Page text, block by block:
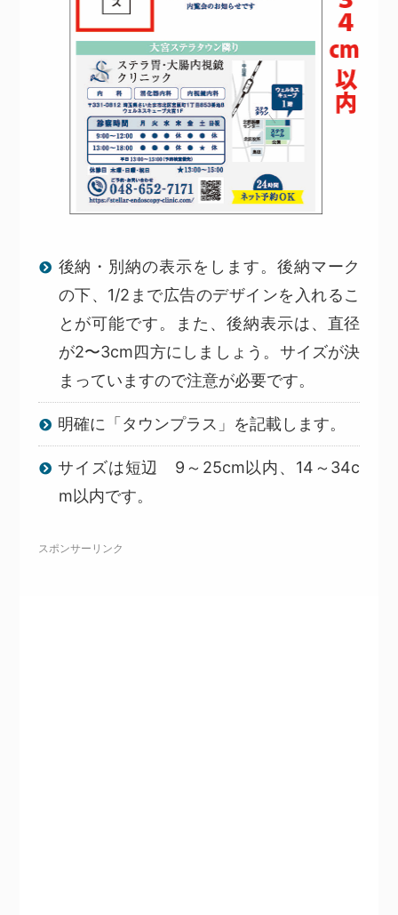
後納・別納の表示をします。後納マーク
の下、1/2まで広告のデザインを入れるこ
とが可能です。また、後納表示は、直径
が2〜3cm四方にしましょう。サイズが決
まっていますので注意が必要です。
明確に「タウンプラス」を記載します。
サイズは短辺 9～25cm以内、14～34c
m以内です。
スポンサーリンク